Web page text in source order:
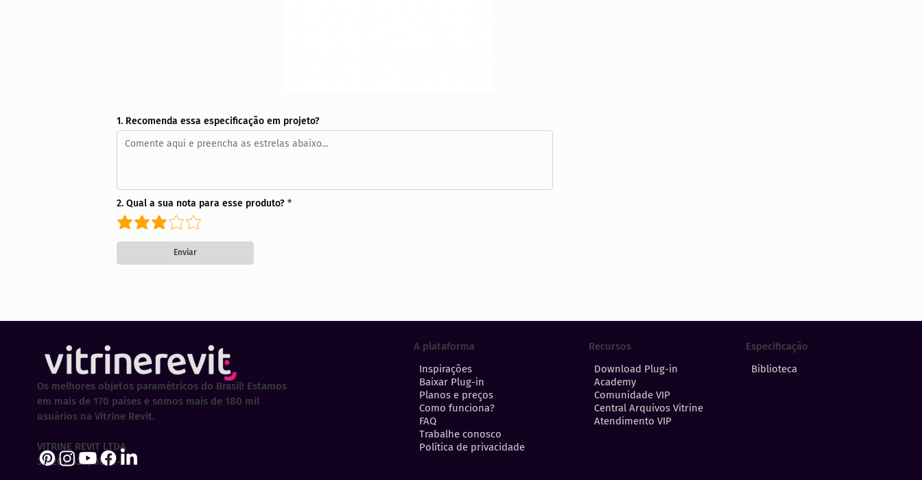
1. Recomenda essa especificação em projeto?
2. Qual a sua nota para esse produto?
Enviar
A plataforma
Inspirações
Baixar Plug-in
Planos e preços
Como funciona?
FAQ
Trabalhe conosco
Política de privacidade
Recursos
Download Plug-in
Academy
Comunidade VIP
Central Arquivos Vitrine
Atendimento VIP
Especificação
Biblioteca
Os melhores objetos paramétricos do Brasil! Estamos
em mais de 170 países e somos mais de 180 mil
usuários na Vitrine Revit.
VITRINE REVIT LTDA
30.202.323/0001-29